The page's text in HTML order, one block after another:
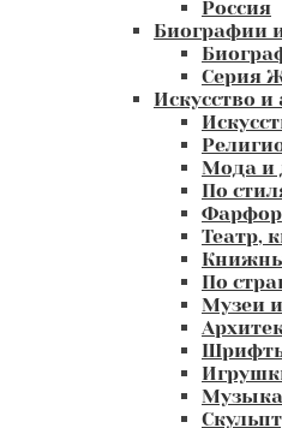
Россия
Биографии
Серия
Искусство и
Мода и
По
Театр,
По
Музеи